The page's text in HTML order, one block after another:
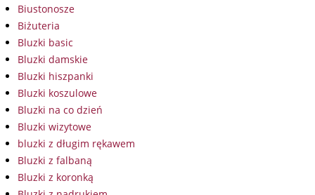
Biustonosze
Biżuteria
Bluzki basic
Bluzki damskie
Bluzki hiszpanki
Bluzki koszulowe
Bluzki na co dzień
Bluzki wizytowe
bluzki z długim rękawem
Bluzki z falbaną
Bluzki z koronką